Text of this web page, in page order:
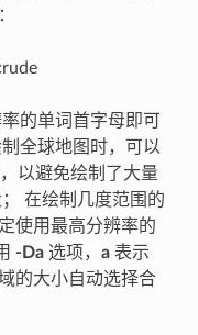
rude
的单词首字母即可
全球地图时，可以
以避免绘制了大量
在绘制几度范围的
使用最高分辨率的
-Da选项， a表示
的大小自动选择合